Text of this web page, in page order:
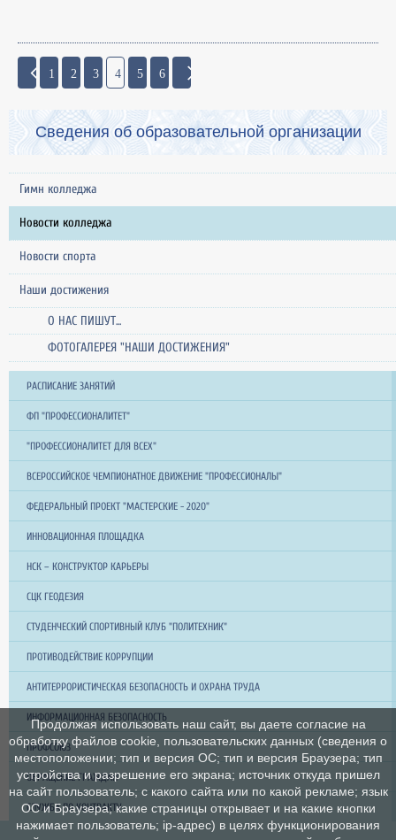
1 2 3 4 5 6
Сведения об образовательной организации
Гимн колледжа
Новости колледжа
Новости спорта
Наши достижения
О НАС ПИШУТ...
ФОТОГАЛЕРЕЯ "НАШИ ДОСТИЖЕНИЯ"
РАСПИСАНИЕ ЗАНЯТИЙ
ФП "ПРОФЕССИОНАЛИТЕТ"
"ПРОФЕССИОНАЛИТЕТ ДЛЯ ВСЕХ"
ВСЕРОССИЙСКОЕ ЧЕМПИОНАТНОЕ ДВИЖЕНИЕ "ПРОФЕССИОНАЛЫ"
ФЕДЕРАЛЬНЫЙ ПРОЕКТ "МАСТЕРСКИЕ - 2020"
ИННОВАЦИОННАЯ ПЛОЩАДКА
НСК – КОНСТРУКТОР КАРЬЕРЫ
СЦК ГЕОДЕЗИЯ
СТУДЕНЧЕСКИЙ СПОРТИВНЫЙ КЛУБ "ПОЛИТЕХНИК"
ПРОТИВОДЕЙСТВИЕ КОРРУПЦИИ
АНТИТЕРРОРИСТИЧЕСКАЯ БЕЗОПАСНОСТЬ И ОХРАНА ТРУДА
ИНФОРМАЦИОННАЯ БЕЗОПАСНОСТЬ
ПРОФСОЮЗ
ОБРАЩЕНИЕ ГРАЖДАН
СЛУЖБА ПО КОНТРАКТУ
Продолжая использовать наш сайт, вы даете согласие на
обработку файлов cookie, пользовательских данных (сведения о
местоположении; тип и версия ОС; тип и версия Браузера; тип
устройства и разрешение его экрана; источник откуда пришел
на сайт пользователь; с какого сайта или по какой рекламе; язык
ОС и Браузера; какие страницы открывает и на какие кнопки
нажимает пользователь; ip-адрес) в целях функционирования